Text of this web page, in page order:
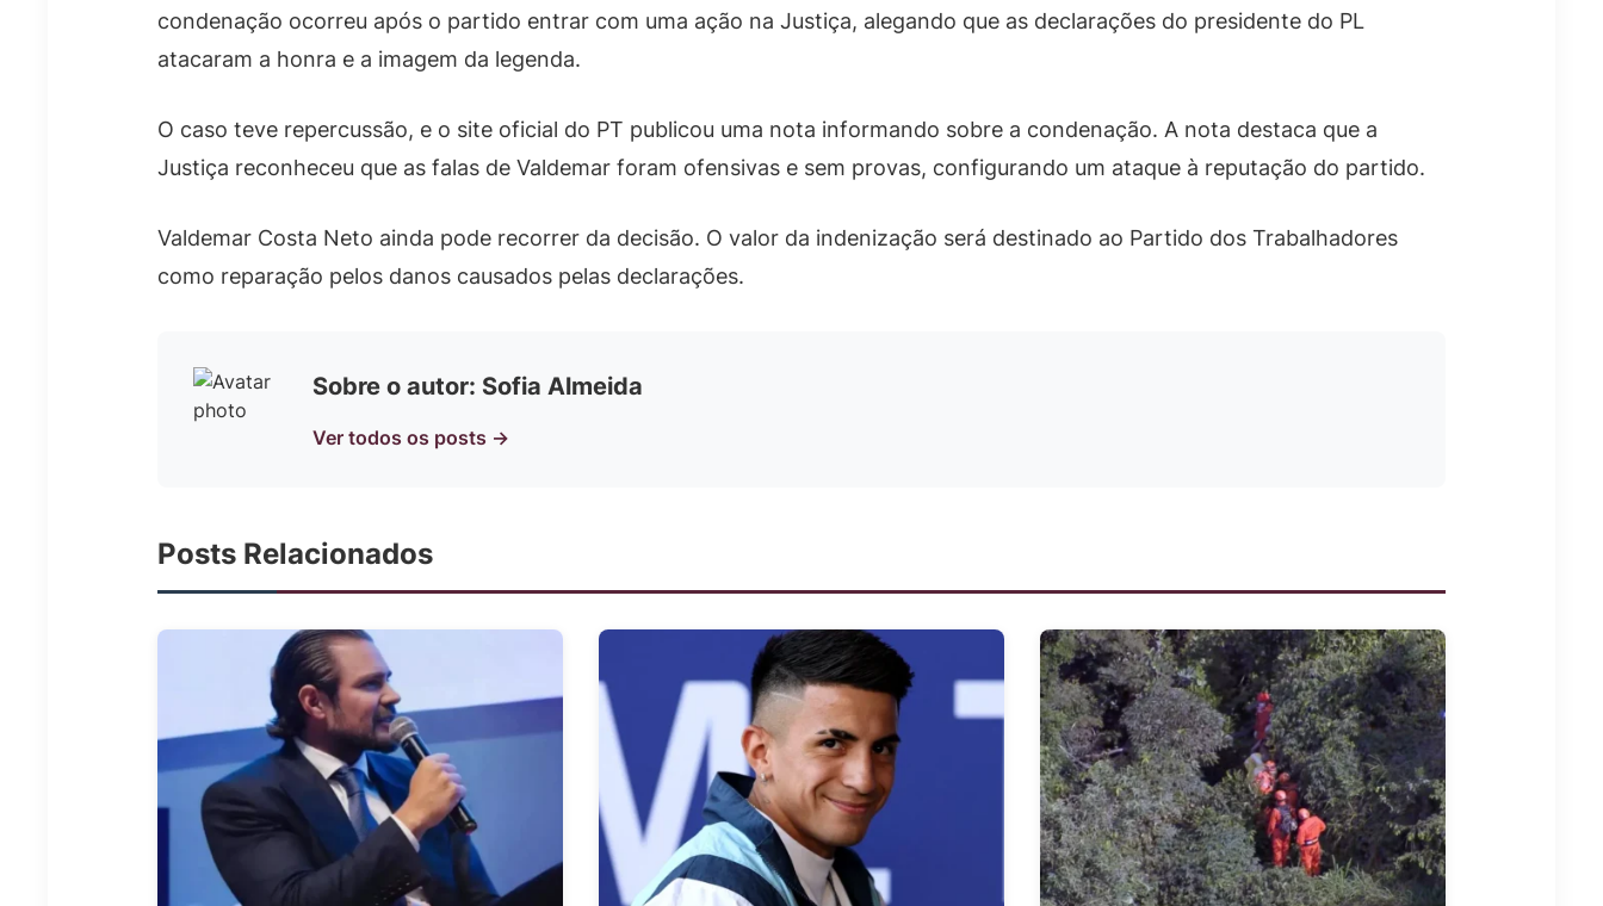
condenação ocorreu após o partido entrar com uma ação na Justiça, alegando que as declarações do presidente do PL
atacaram a honra e a imagem da legenda.
O caso teve repercussão, e o site oficial do PT publicou uma nota informando sobre a condenação. A nota destaca que a
Justiça reconheceu que as falas de Valdemar foram ofensivas e sem provas, configurando um ataque à reputação do partido.
Valdemar Costa Neto ainda pode recorrer da decisão. O valor da indenização será destinado ao Partido dos Trabalhadores
como reparação pelos danos causados pelas declarações.
Sobre o autor: Sofia Almeida
Ver todos os posts →
Posts Relacionados